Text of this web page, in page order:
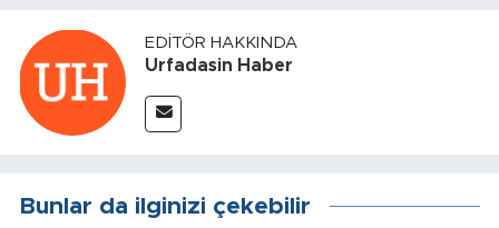
EDITÖR HAKKINDA
Urfadasin Haber
Bunlar da ilginizi çekebilir